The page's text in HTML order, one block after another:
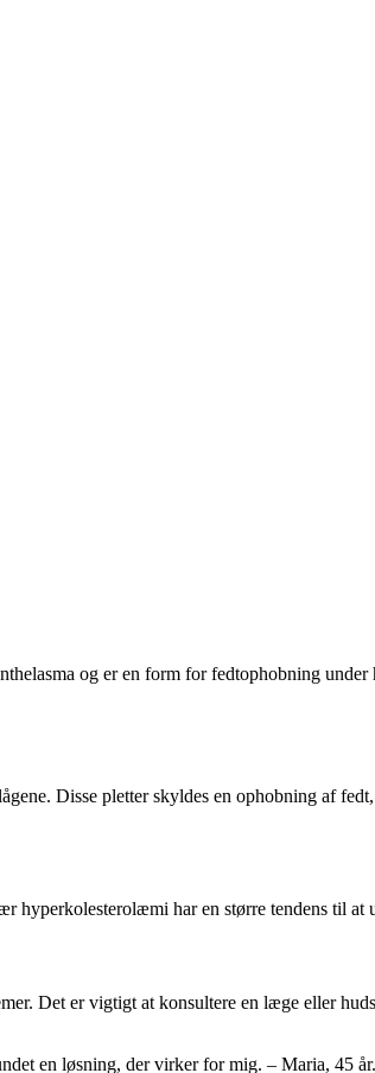
og er en form for fedtophobning
Disse pletter skyldes en ophobning af
hyperkolesterolæmi har en større tendens til at
Det er vigtigt at konsultere en læge eller
en løsning, der virker for mig. – Maria, 45 år.